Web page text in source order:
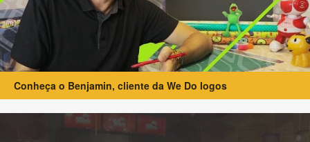
Conheça o Benjamin, cliente da We Do logos